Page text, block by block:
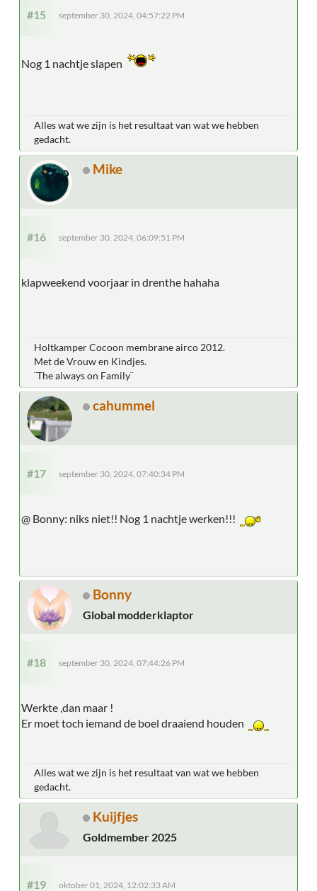
#15 september 30, 2024, 04:57:22 PM
Nog 1 nachtje slapen
Alles wat we zijn is het resultaat van wat we hebben
gedacht.
Mike
#16 september 30, 2024, 06:09:51 PM
klapweekend voorjaar in drenthe hahaha
Holtkamper Cocoon membrane airco 2012.
Met de Vrouw en Kindjes.
¨The always on Family¨
cahummel
#17 september 30, 2024, 07:40:34 PM
@ Bonny: niks niet!! Nog 1 nachtje werken!!!
Bonny
Global modderklaptor
#18 september 30, 2024, 07:44:26 PM
Werkte ,dan maar !
Er moet toch iemand de boel draaiend houden
Alles wat we zijn is het resultaat van wat we hebben
gedacht.
Kuijfjes
Goldmember 2025
#19 oktober 01, 2024, 12:02:33 AM